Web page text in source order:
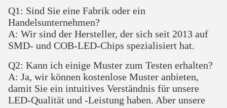
Q1: Sind Sie eine Fabrik oder ein
Handelsunternehmen?
A: Wir sind der Hersteller, der sich seit 2013 auf
SMD- und COB-LED-Chips spezialisiert hat.
Q2: Kann ich einige Muster zum Testen erhalten?
A: Ja, wir können kostenlose Muster anbieten,
damit Sie ein intuitives Verständnis für unsere
LED-Qualität und -Leistung haben. Aber unsere